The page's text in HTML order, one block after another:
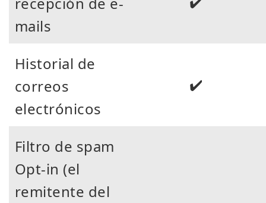
mails
Historial de
correos
electrónicos
✔️
Filtro de spam
Opt-in (el
remitente del